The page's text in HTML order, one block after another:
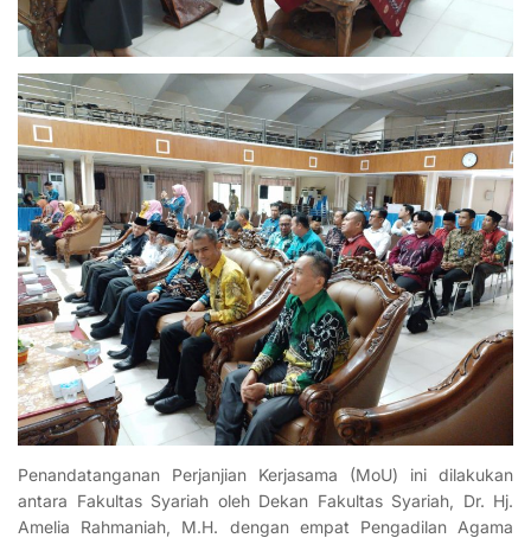
Penandatanganan Perjanjian Kerjasama (MoU) ini dilakukan
antara Fakultas Syariah oleh Dekan Fakultas Syariah, Dr. Hj.
Amelia Rahmaniah, M.H. dengan empat Pengadilan Agama